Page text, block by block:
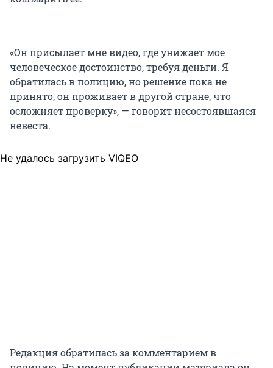
«Он присылает мне видео, где унижает мое
человеческое достоинство, требуя деньги. Я
обратилась в полицию, но решение пока не
принято, он проживает в другой стране, что
осложняет проверку», — говорит несостоявшаяся
невеста.
Не удалось загрузить VIQEO
Редакция обратилась за комментарием в